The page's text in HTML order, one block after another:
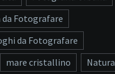
Fotografare
da Fotografare
mare cristallino
Natura